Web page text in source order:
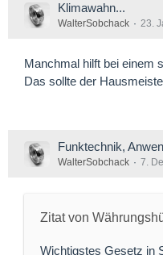
Klimawahn...
WalterSobchack 23.
Manchmal hilft bei einem
Das sollte der
Funktechnik,
WalterSobchack 7.
Zitat von
Wichtigstes Gesetz in